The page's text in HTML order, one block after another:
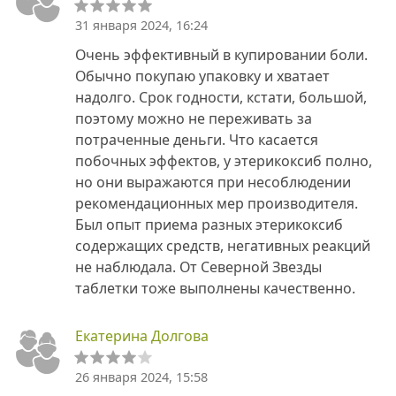
31 января 2024, 16:24
Очень эффективный в купировании боли.
Обычно покупаю упаковку и хватает
надолго. Срок годности, кстати, большой,
поэтому можно не переживать за
потраченные деньги. Что касается
побочных эффектов, у этерикоксиб полно,
но они выражаются при несоблюдении
рекомендационных мер производителя.
Был опыт приема разных этерикоксиб
содержащих средств, негативных реакций
не наблюдала. От Северной Звезды
таблетки тоже выполнены качественно.
Екатерина Долгова
26 января 2024, 15:58